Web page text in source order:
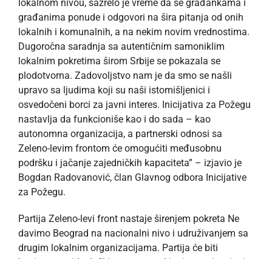
lokalnom nivou, sazrelo je vreme da se građankama i
građanima ponude i odgovori na šira pitanja od onih
lokalnih i komunalnih, a na nekim novim vrednostima.
Dugoročna saradnja sa autentičnim samoniklim
lokalnim pokretima širom Srbije se pokazala se
plodotvorna. Zadovoljstvo nam je da smo se našli
upravo sa ljudima koji su naši istomišljenici i
osvedočeni borci za javni interes. Inicijativa za Požegu
nastavlja da funkcioniše kao i do sada – kao
autonomna organizacija, a partnerski odnosi sa
Zeleno-levim frontom će omogućiti međusobnu
podršku i jačanje zajedničkih kapaciteta” – izjavio je
Bogdan Radovanović, član Glavnog odbora Inicijative
za Požegu.
Partija Zeleno-levi front nastaje širenjem pokreta Ne
davimo Beograd na nacionalni nivo i udruživanjem sa
drugim lokalnim organizacijama. Partija će biti